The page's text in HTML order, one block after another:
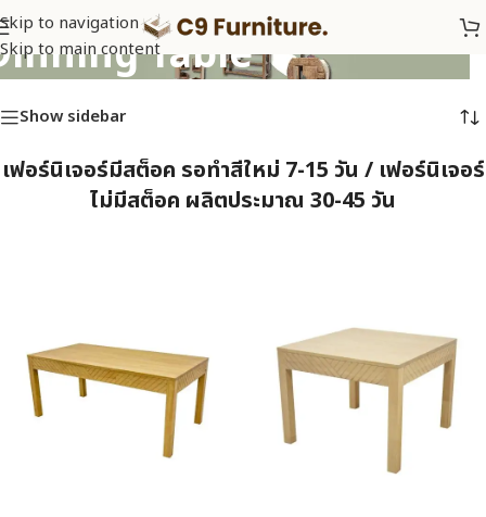
Skip to navigation
Skip to main contentTable
Show sidebar
เฟอร์นิเจอร์มีสต็อค รอทำสีใหม่ 7-15 วัน / เฟอร์นิเจอร์
ไม่มีสต็อค ผลิตประมาณ 30-45 วัน